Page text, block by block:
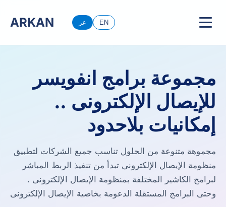
ARKAN EN عر
مجموعة برامج انفويسر
للإيصال الإلكترونى ..
إمكانيات بلاحدود
مجموهة متنوعة من الحلول تناسب جميع الشركات لتطبيق
منظومة الإيصال الإلكترونى تبدأ من تنفيذ الربط المباشر
لبرامج الكاشير المختلفة بمنظومة الإيصال الإلكترونى .
وحتى البرامج المستقلة الدعومة بخاصية الإيصال الإلكترونى